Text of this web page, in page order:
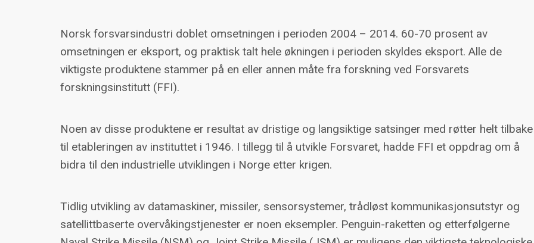
Norsk forsvarsindustri doblet omsetningen i perioden 2004 – 2014. 60-70 prosent av
omsetningen er eksport, og praktisk talt hele økningen i perioden skyldes eksport. Alle de
viktigste produktene stammer på en eller annen måte fra forskning ved Forsvarets
forskningsinstitutt (FFI).
Noen av disse produktene er resultat av dristige og langsiktige satsinger med røtter helt tilbake
til etableringen av instituttet i 1946. I tillegg til å utvikle Forsvaret, hadde FFI et oppdrag om å
bidra til den industrielle utviklingen i Norge etter krigen.
Tidlig utvikling av datamaskiner, missiler, sensorsystemer, trådløst kommunikasjonsutstyr og
satellittbaserte overvåkingstjenester er noen eksempler. Penguin-raketten og etterfølgerne